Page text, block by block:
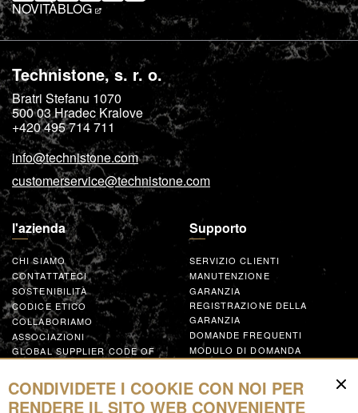
NOVITÀBLOG
Technistone, s. r. o.
Bratri Stefanu 1070
500 03Hradec Kralove
+420 495 714 711
info@technistone.com
customerservice@technistone.com
l'azienda
CHI SIAMO
CONTATTATECI
SOSTENIBILITÀ
CODICE ETICO
COLLABORIAMO
ASSOCIAZIONI
GLOBAL SUPPLIER CODE OF
COLLABORA
Supporto
SERVIZIO CLIENTI
MANUTENZIONE
GARANZIA
REGISTRAZIONE DELLA
GARANZIA
DOMANDE FREQUENTI
MODULO DI DOMANDA
CONDIVIDETE I COOKIE CON NOI PER
RENDERE IL SITO WEB CONVENIENTE